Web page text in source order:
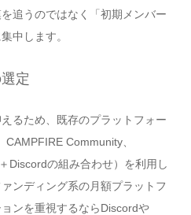
追うのではなく「初期メンバー
中します。
定
るため、既存のプラットフォー
Community、
Discordの組み合わせ）を利用し
ンディング系の月額プラットフ
ンを重視するならDiscordや